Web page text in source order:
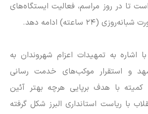
تا در روز مراسم، فعالیت ایستگاه‌های
(۲۴ ساعته) ادامه دهد.
اشاره به تمهیدات اعزام شهروندان به
و استقرار موکب‌های خدمت رسانی
خاطرنشان کرد: ۲۲ کمیته با هدف برپایی هرچه بهتر آئین
با ریاست استانداری البرز شکل گرفته